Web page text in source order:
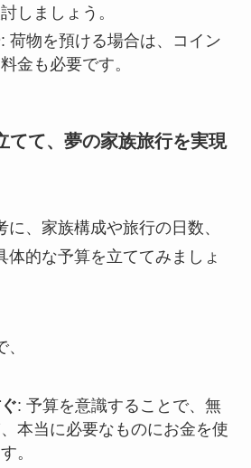
しましょう。
: 荷物を預ける場合は、コイン
金も必要です。
てて、夢の家族旅行を実現
に、家族構成や旅行の日数、
体的な予算を立ててみましょ
: 予算を意識することで、無
本当に必要なものにお金を使
。